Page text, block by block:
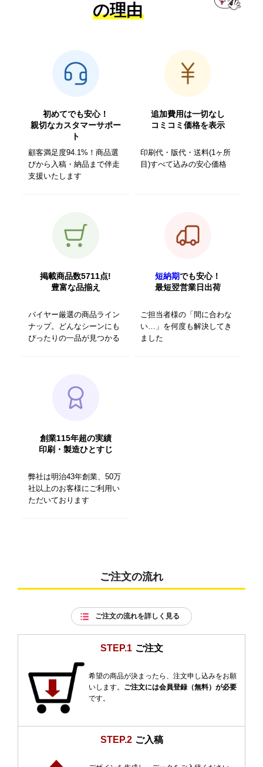
の理由
初めてでも安心！
親切なカスタマーサポー
ト
顧客満足度94.1%！商品選
びから入稿・納品まで伴走
支援いたします
追加費用は一切なし
コミコミ価格を表示
印刷代・版代・送料(1ヶ所
目)すべて込みの安心価格
掲載商品数5711点!
豊富な品揃え
バイヤー厳選の商品ライン
ナップ。どんなシーンにも
ぴったりの一品が見つかる
短納期でも安心！
最短翌営業日出荷
ご担当者様の「間に合わな
い…」を何度も解決してき
ました
創業115年超の実績
印刷・製造ひとすじ
弊社は明治43年創業、50万
社以上のお客様にご利用い
ただいております
ご注文の流れ
ご注文の流れを詳しく見る
STEP.1 ご注文
希望の商品が決まったら、注文申し込みをお願
いします。 ご注文には会員登録（無料）が必要
です。
STEP.2 ご入稿